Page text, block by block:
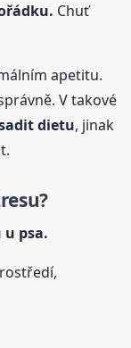
Chuť
apetitu.
V takové
dietu, jinak
u psa.